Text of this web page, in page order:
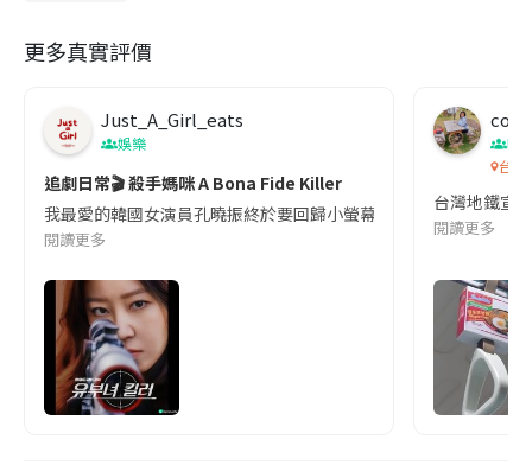
更多真實評價
Just_A_Girl_eats
娛樂
追劇日常🎬 殺手媽咪 A Bona Fide Killer
我最愛的韓國女演員孔曉振終於要回歸小螢幕啦!這次的劇本改編
閱讀更多
co
吹
台灣
台灣地鐵宣
閱讀更多